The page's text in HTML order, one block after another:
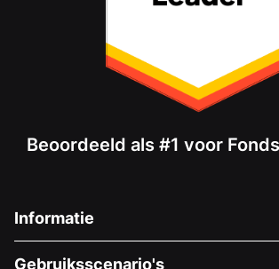
Beoordeeld als #1 voor
Informatie
Gebruiksscenario's